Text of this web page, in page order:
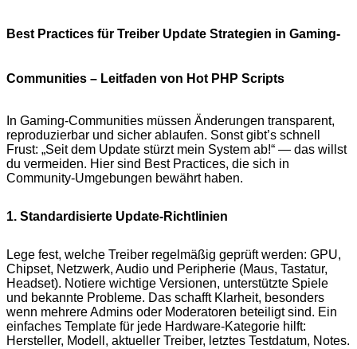
Best Practices für Treiber Update Strategien in Gaming-
Communities – Leitfaden von Hot PHP Scripts
In Gaming-Communities müssen Änderungen transparent,
reproduzierbar und sicher ablaufen. Sonst gibt’s schnell
Frust: „Seit dem Update stürzt mein System ab!“ — das willst
du vermeiden. Hier sind Best Practices, die sich in
Community-Umgebungen bewährt haben.
1. Standardisierte Update-Richtlinien
Lege fest, welche Treiber regelmäßig geprüft werden: GPU,
Chipset, Netzwerk, Audio und Peripherie (Maus, Tastatur,
Headset). Notiere wichtige Versionen, unterstützte Spiele
und bekannte Probleme. Das schafft Klarheit, besonders
wenn mehrere Admins oder Moderatoren beteiligt sind. Ein
einfaches Template für jede Hardware-Kategorie hilft:
Hersteller, Modell, aktueller Treiber, letztes Testdatum, Notes.